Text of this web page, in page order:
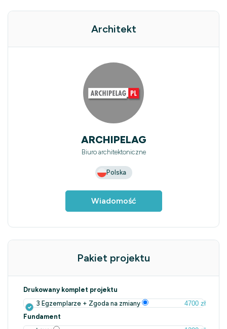
Architekt
ARCHIPELAG
Biuro architektoniczne
Polska
Wiadomość
Pakiet projektu
Drukowany komplet projektu
3 Egzemplarze + Zgoda na zmiany
4700 zł
Fundament